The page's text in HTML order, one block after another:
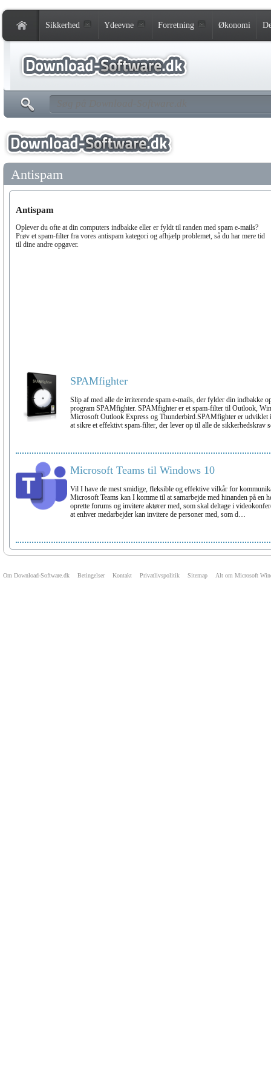
Sikkerhed Ydeevne Forretning Økonomi
Antispam
Antispam
Oplever du ofte at din computers indbakke eller er fyldt til randen med spam e-mails?
Prøv et spam-filter fra vores antispam kategori og afhjælp problemet, så du har mere tid
til dine andre opgaver.
SPAMfighter
Slip af med alle de irriterende spam e-mails, der fylder din indbakke
program SPAMfighter. SPAMfighter er et spam-filter til Outlook,
Microsoft Outlook Express og Thunderbird.SPAMfighter er udviklet
at sikre et effektivt spam-filter, der lever op til alle de
Microsoft Teams til Windows 10
Vil I have de mest smidige, fleksible og effektive vilkår for
Microsoft Teams kan I komme til at samarbejde med hinanden på en
oprette forums og invitere aktører med, som skal deltage i
at enhver medarbejder kan invitere de personer med, som d…
Om Download-Software.dk Betingelser Kontakt Privatlivspolitik Sitemap Alt om Microsoft